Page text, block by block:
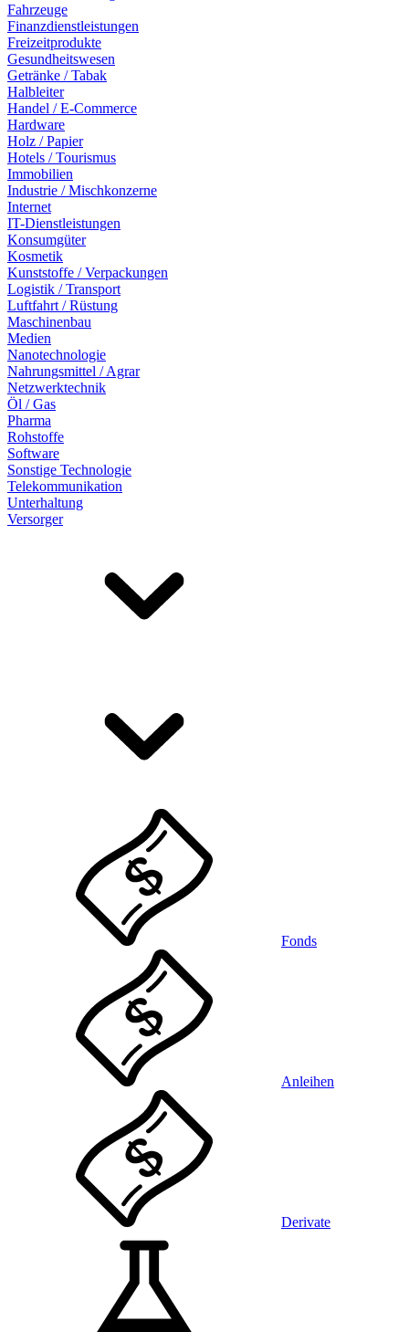
Fahrzeuge
Finanzdienstleistungen
Freizeitprodukte
Gesundheitswesen
Getränke / Tabak
Halbleiter
Handel / E-Commerce
Hardware
Holz / Papier
Hotels / Tourismus
Immobilien
Industrie / Mischkonzerne
Internet
IT-Dienstleistungen
Konsumgüter
Kosmetik
Kunststoffe / Verpackungen
Logistik / Transport
Luftfahrt / Rüstung
Maschinenbau
Medien
Nanotechnologie
Nahrungsmittel / Agrar
Netzwerktechnik
Öl / Gas
Pharma
Rohstoffe
Software
Sonstige Technologie
Telekommunikation
Unterhaltung
Versorger
Fonds
Anleihen
Derivate